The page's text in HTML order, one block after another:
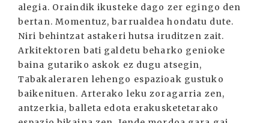
alegia. Oraindik ikusteke dago zer egingo den
bertan. Momentuz, barrualdea hondatu dute.
Niri behintzat astakeri hutsa iruditzen zait.
Arkitektoren bati galdetu beharko genioke
baina gutariko askok ez dugu atsegin,
Tabakaleraren lehengo espazioak gustuko
baikenituen. Arterako leku zoragarria zen,
antzerkia, balleta edota erakusketetarako